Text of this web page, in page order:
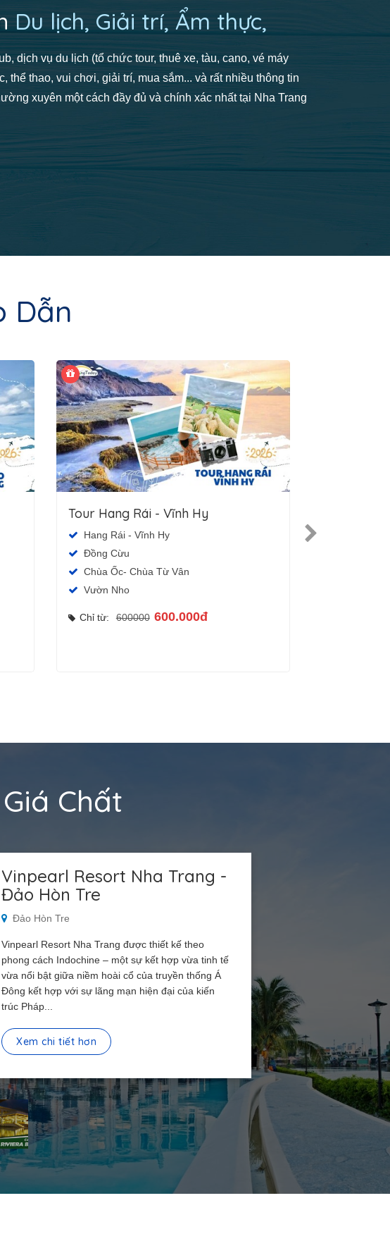
Du lịch, Giải trí, Ẩm thực,
dịch vụ du lịch (tổ chức tour, thuê xe, tàu, cano, vé máy
thể thao, vui chơi, giải trí, mua sắm... và rất nhiều thông tin
xuyên một cách đầy đủ và chính xác nhất tại Nha Trang
Dẫn
Tour Hang Rái - Vĩnh Hy
Hang Rái - Vĩnh Hy
Đồng Cừu
Chùa Ốc- Chùa Từ Vân
Vườn Nho
Chỉ từ: 600000 600.000đ
Chất
Vinpearl Resort Nha Trang -
Đảo Hòn Tre
Đảo Hòn Tre
Vinpearl Resort Nha Trang được thiết kế theo
phong cách Indochine – một sự kết hợp vừa tinh tế
vừa nổi bật giữa niềm hoài cổ của truyền thống Á
Đông kết hợp với sự lãng mạn hiện đại của kiến
trúc Pháp...
Xem chi tiết hơn